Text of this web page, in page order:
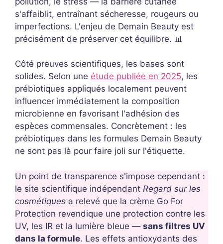
s'affaiblit, entraînant sécheresse, rougeurs ou
imperfections. L'enjeu de Demain Beauty est
précisément de préserver cet équilibre. 📊
Côté preuves scientifiques, les bases sont
solides. Selon une étude publiée en 2025, les
prébiotiques appliqués localement peuvent
influencer immédiatement la composition
microbienne en favorisant l'adhésion des
espèces commensales. Concrètement : les
prébiotiques dans les formules Demain Beauty
ne sont pas là pour faire joli sur l'étiquette.
Un point de transparence s'impose cependant :
le site scientifique indépendant Regard sur les
cosmétiques a relevé que la crème Go For
Protection revendique une protection contre les
UV, les IR et la lumière bleue — sans filtres UV
dans la formule. Les effets antioxydants des